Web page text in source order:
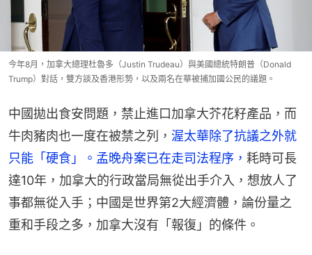
今年8月，加拿大總理杜魯多（Justin Trudeau）與美國總統特朗普（Donald
Trump）對話，雙方談及香港形勢，以及兩名在華被捕加國公民的議題。
中國拋出食安問題，禁止進口加拿大芥花籽產品，而
牛肉豬肉也一度在被禁之列， 渥太華除了抗議之外就
只能「硬食」。孟晚舟案已在走司法程序， 耗時可長
達10年，加拿大的行政當局無從出手介入，想放人了
事都無從入手；中國是世界第2大經濟體，論份量之
重和手段之多，加拿大沒有「報復」的條件。